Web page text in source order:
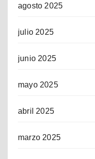
agosto 2025
julio 2025
junio 2025
mayo 2025
abril 2025
marzo 2025